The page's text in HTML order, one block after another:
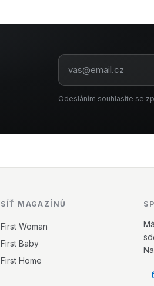
Odesláním souhlasíte se
SÍŤ MAGAZÍNŮ
First Woman
First Baby
First Home